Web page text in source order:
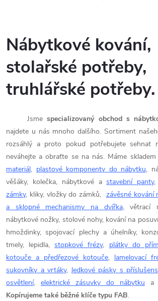
l
a
ř
s
é
p
o
t
ř
e
b
Nábytkové kování,
stolařské potřeby,
truhlářské potřeby.
Jsmespecializovaný obchod s
najdete u nás mnoho dalšího. Sortiment
rozsáhlý a proto pokud potřebujete sehnat
neváhejte a obraťte se na nás. Máme skladem
materiál, plastové komponenty do nábytku,
věšáky, kolečka, nábytkové astavební panty,
zámky, kliky, vložky do zámků, závěsné kování
a sklopné mechanismy na dvířka, větrací
nábytkové nožky, stolové nohy, kování na
hmoždinky, spojovací plechy a úhelníky,
tmely, lepidla,stopkové frézy, plátky do
kotouče a předřezové kotouče, lamelovací
sukovníky a vrtáky, ledkové pásky s
osvětlení, elektrické zásuvky do nábytku a
Kopírujeme také běžné klíče typu FAB.